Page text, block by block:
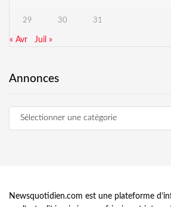
29 30 31
« Avr Juil »
Annonces
Newsquotidien.com est une plateforme